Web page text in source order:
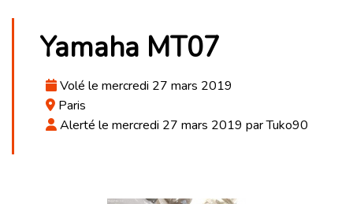
Yamaha MT07
Volé le mercredi 27 mars 2019
Paris
Alerté le mercredi 27 mars 2019 par Tuko90